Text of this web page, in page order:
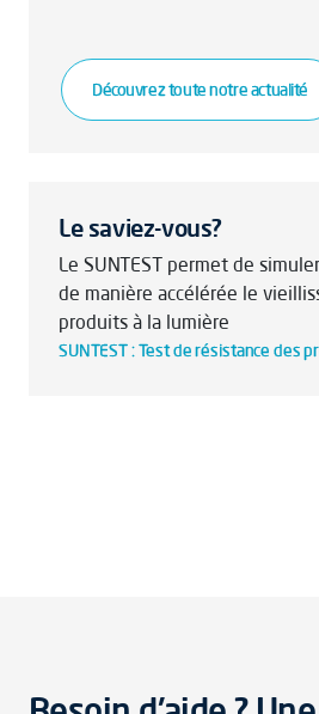
Découvrez toute notre actualité
Le saviez-vous?
Le SUNTEST permet de
de manière accélérée le
produits à la lumière
SUNTEST : Test de résistance des